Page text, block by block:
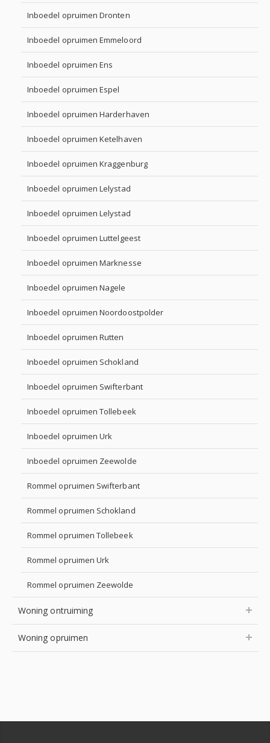
Inboedel opruimen Dronten
Inboedel opruimen Emmeloord
Inboedel opruimen Ens
Inboedel opruimen Espel
Inboedel opruimen Harderhaven
Inboedel opruimen Ketelhaven
Inboedel opruimen Kraggenburg
Inboedel opruimen Lelystad
Inboedel opruimen Lelystad
Inboedel opruimen Luttelgeest
Inboedel opruimen Marknesse
Inboedel opruimen Nagele
Inboedel opruimen Noordoostpolder
Inboedel opruimen Rutten
Inboedel opruimen Schokland
Inboedel opruimen Swifterbant
Inboedel opruimen Tollebeek
Inboedel opruimen Urk
Inboedel opruimen Zeewolde
Rommel opruimen Swifterbant
Rommel opruimen Schokland
Rommel opruimen Tollebeek
Rommel opruimen Urk
Rommel opruimen Zeewolde
Woning ontruiming
Woning opruimen